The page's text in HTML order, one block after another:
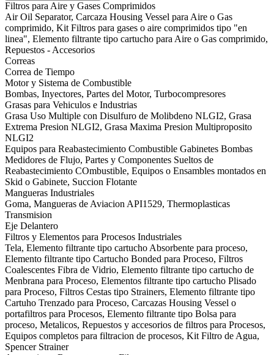
Filtros para Aire y Gases Comprimidos
Air Oil Separator, Carcaza Housing Vessel para Aire o Gas
comprimido, Kit Filtros para gases o aire comprimidos tipo "en
linea", Elemento filtrante tipo cartucho para Aire o Gas comprimido,
Repuestos - Accesorios
Correas
Correa de Tiempo
Motor y Sistema de Combustible
Bombas, Inyectores, Partes del Motor, Turbocompresores
Grasas para Vehiculos e Industrias
Grasa Uso Multiple con Disulfuro de Molibdeno NLGI2, Grasa
Extrema Presion NLGI2, Grasa Maxima Presion Multiproposito
NLGI2
Equipos para Reabastecimiento Combustible Gabinetes Bombas
Medidores de Flujo, Partes y Componentes Sueltos de
Reabastecimiento COmbustible, Equipos o Ensambles montados en
Skid o Gabinete, Succion Flotante
Mangueras Industriales
Goma, Mangueras de Aviacion API1529, Thermoplasticas
Transmision
Eje Delantero
Filtros y Elementos para Procesos Industriales
Tela, Elemento filtrante tipo cartucho Absorbente para proceso,
Elemento filtrante tipo Cartucho Bonded para Proceso, Filtros
Coalescentes Fibra de Vidrio, Elemento filtrante tipo cartucho de
Menbrana para Proceso, Elementos filtrante tipo cartucho Plisado
para Proceso, Filtros Cestas tipo Strainers, Elemento filtrante tipo
Cartuho Trenzado para Proceso, Carcazas Housing Vessel o
portafiltros para Procesos, Elemento filtrante tipo Bolsa para
proceso, Metalicos, Repuestos y accesorios de filtros para Procesos,
Equipos completos para filtracion de procesos, Kit Filtro de Agua,
Spencer Strainer